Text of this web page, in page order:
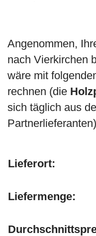
Angenommen,
nach Vierkirchen
wäre mit
rechnen (die
sich täglich aus
Lieferort:
Liefermenge: